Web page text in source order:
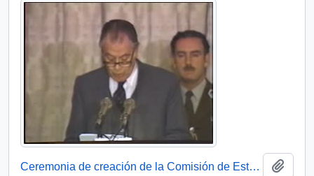
Ceremonia de creación de la Comisión de Estudio de la Educación Superior : video